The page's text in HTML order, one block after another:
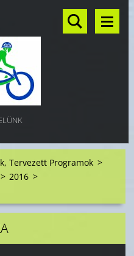
Tervezett Programok >
> 2016 >